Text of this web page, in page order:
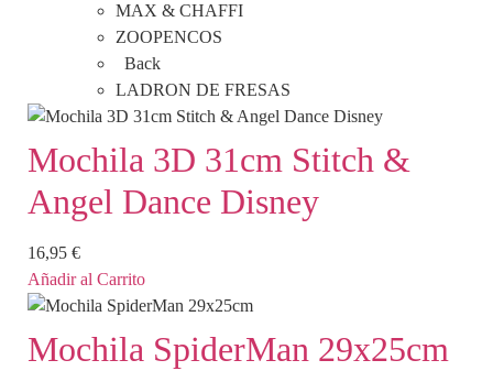
MAX & CHAFFI
ZOOPENCOS
Back
LADRON DE FRESAS
Mochila 3D 31cm Stitch &
Angel Dance Disney
16,95 €
Añadir al Carrito
Mochila SpiderMan 29x25cm